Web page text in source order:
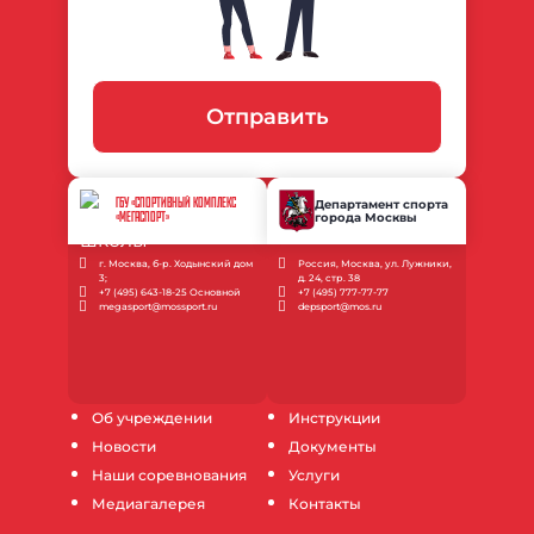
Об учреждении
Новости
Наши соревнования
Медиагалерея
Инструкции
Документы
Услуги
Контакты
Отправить
ГБУ «СПОРТИВНЫЙ КОМПЛЕКС
«МЕГАСПОРТ»
г. Москва, б-р. Ходынский дом
3;
+7 (495) 643-18-25 Основной
megasport@mossport.ru
Департамент спорта
города Москвы
Россия, Москва, ул. Лужники,
д. 24, стр. 38
+7 (495) 777-77-77
depsport@mos.ru